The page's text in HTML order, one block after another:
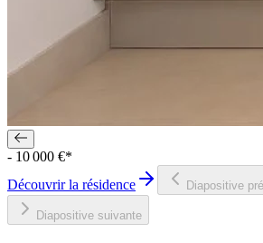
- 10 000 €*
Découvrir la résidence
Diapositive
Diapositive suivante